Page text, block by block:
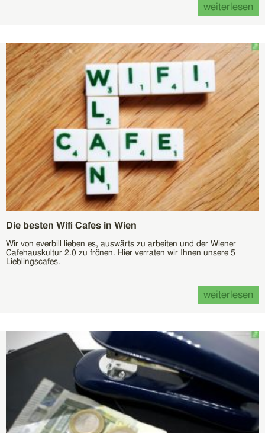
weiterlesen
Die besten Wifi Cafes in Wien
Wir von everbill lieben es, auswärts zu arbeiten und der Wiener
Cafehauskultur 2.0 zu frönen. Hier verraten wir Ihnen unsere 5
Lieblingscafes.
weiterlesen